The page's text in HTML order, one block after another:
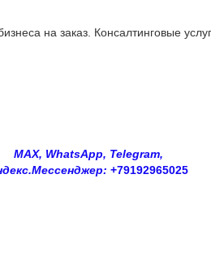
на заказ. Консалтинговые
MAX, WhatsApp, Telegram,
+79192965025